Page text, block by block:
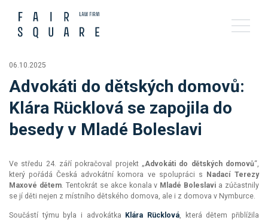
06.10.2025
Advokáti do dětských domovů:
Klára Rücklová se zapojila do
besedy v Mladé Boleslavi
Ve středu 24. září pokračoval projekt „Advokáti do dětských domovů“,
který pořádá Česká advokátní komora ve spolupráci s Nadací Terezy
Maxové dětem. Tentokrát se akce konala v Mladé Boleslavi a zúčastnily
se jí děti nejen z místního dětského domova, ale i z domova v Nymburce.
Součástí týmu byla i advokátka Klára Rücklová , která dětem přiblížila